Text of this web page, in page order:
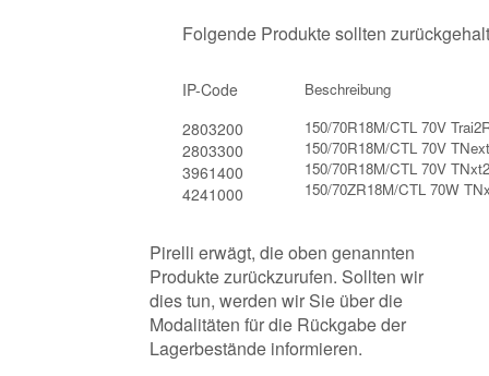
Folgende Produkte sollten
IP-Code
2803200
2803300
3961400
4241000
Beschreibung
150/70R18M/CTL 70V
150/70R18M/CTL 70V
150/70R18M/CTL 70V
150/70ZR18M/CTL 70W
Pirelli erwägt, die oben genannten
Produkte zurückzurufen. Sollten wir
dies tun, werden wir Sie über die
Modalitäten für die Rückgabe der
Lagerbestände informieren.